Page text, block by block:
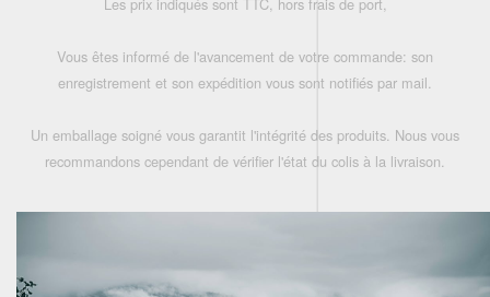
Vous êtes informé de l'avancement de votre commande: son
enregistrement et son expédition vous sont notifiés par mail.
Un emballage soigné vous garantit l'intégrité des produits. Nous vous
recommandons cependant de vérifier l'état du colis à la livraison.